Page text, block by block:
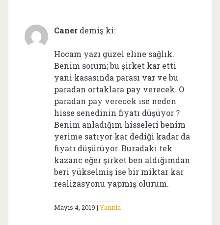
Caner demiş ki:
Hocam yazı güzel eline sağlık.
Benim sorum; bu şirket kar etti
yani kasasında parası var ve bu
paradan ortaklara pay verecek. O
paradan pay verecek ise neden
hisse senedinin fiyatı düşüyor ?
Benim anladığım hisseleri benim
yerime satıyor kar dediği kadar da
fiyatı düşürüyor. Buradaki tek
kazanc eğer şirket ben aldığımdan
beri yükselmiş ise bir miktar kar
realizasyonu yapmış olurum.
Mayıs 4, 2019 Yanıtla